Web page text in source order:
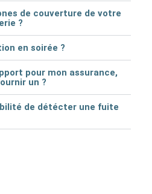
de couverture de votre
?
en soirée ?
pour mon assurance,
un ?
de détécter une fuite